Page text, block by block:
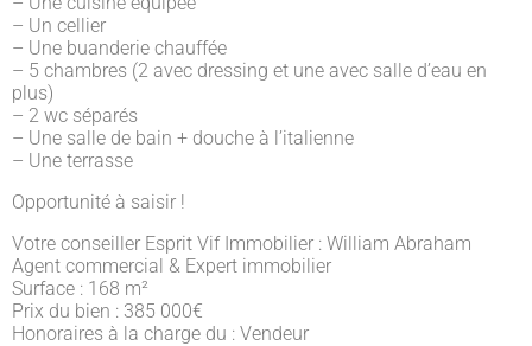
– Un cellier
– Une buanderie chauffée
– 5 chambres (2 avec dressing et une avec salle d’eau en
plus)
– 2 wc séparés
– Une salle de bain + douche à l’italienne
– Une terrasse
Opportunité à saisir !
Votre conseiller Esprit Vif Immobilier : William Abraham
Agent commercial & Expert immobilier
Surface : 168 m²
Prix du bien : 385 000€
Honoraires à la charge du : Vendeur